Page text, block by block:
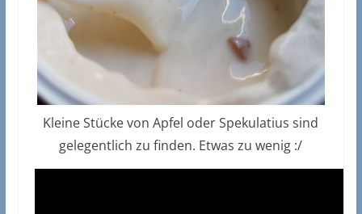
Kleine Stücke von Apfel oder Spekulatius sind
gelegentlich zu finden. Etwas zu wenig :/